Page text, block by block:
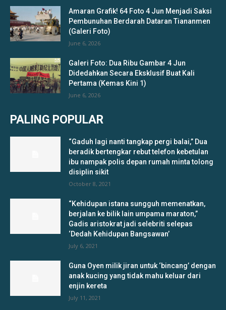
Amaran Grafik! 64 Foto 4 Jun Menjadi Saksi
Pembunuhan Berdarah Dataran Tiananmen
(Galeri Foto)
June 6, 2026
Galeri Foto: Dua Ribu Gambar 4 Jun
Didedahkan Secara Eksklusif Buat Kali
Pertama (Kemas Kini 1)
June 6, 2026
PALING POPULAR
“Gaduh lagi nanti tangkap pergi balai,” Dua
beradik bertengkar rebut telefon kebetulan
ibu nampak polis depan rumah minta tolong
disiplin sikit
October 8, 2021
“Kehidupan istana sungguh memenatkan,
berjalan ke bilik lain umpama maraton,”
Gadis aristokrat jadi selebriti selepas
‘Dedah Kehidupan Bangsawan’
July 6, 2021
Guna Oyen milik jiran untuk ‘bincang’ dengan
anak kucing yang tidak mahu keluar dari
enjin kereta
July 11, 2021